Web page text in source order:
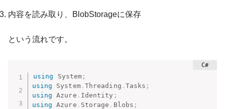
内容を読み取り、BlobStorageに保存
という流れです。
using System ;
using
System. Threading . Tasks ;
using
Azure . Identity ;
using
Azure . Storage . Blobs ;